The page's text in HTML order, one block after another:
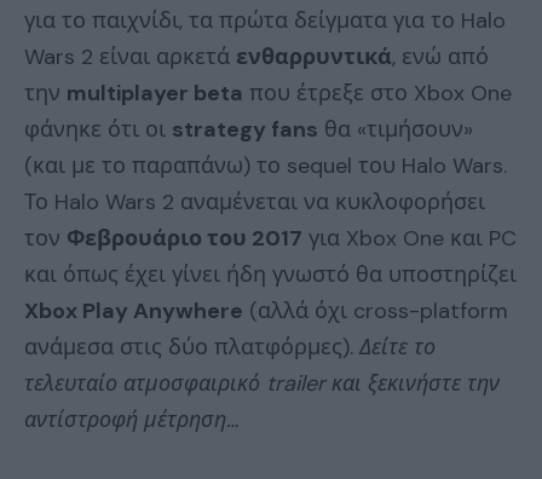
για το παιχνίδι, τα πρώτα δείγματα για το Halo
Wars 2 είναι αρκετά ενθαρρυντικά, ενώ από
την multiplayer beta που έτρεξε στο Xbox One
φάνηκε ότι οι strategy fans θα «τιμήσουν»
(και με το παραπάνω) το sequel του Halo Wars.
Το Halo Wars 2 αναμένεται να κυκλοφορήσει
τον Φεβρουάριο του 2017 για Xbox One και PC
και όπως έχει γίνει ήδη γνωστό θα υποστηρίζει
Xbox Play Anywhere (αλλά όχι cross-platform
ανάμεσα στις δύο πλατφόρμες). Δείτε το
τελευταίο ατμοσφαιρικό trailer και ξεκινήστε την
αντίστροφή μέτρηση…